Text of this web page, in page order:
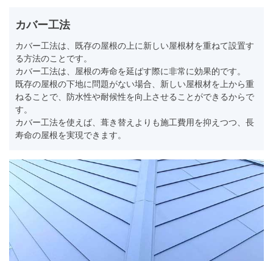
カバー工法
カバー工法は、既存の屋根の上に新しい屋根材を重ねて設置す
る方法のことです。
カバー工法は、屋根の寿命を延ばす際に非常に効果的です。
既存の屋根の下地に問題がない場合、新しい屋根材を上から重
ねることで、防水性や耐候性を向上させることができるからで
す。
カバー工法を使えば、葺き替えよりも施工費用を抑えつつ、長
寿命の屋根を実現できます。